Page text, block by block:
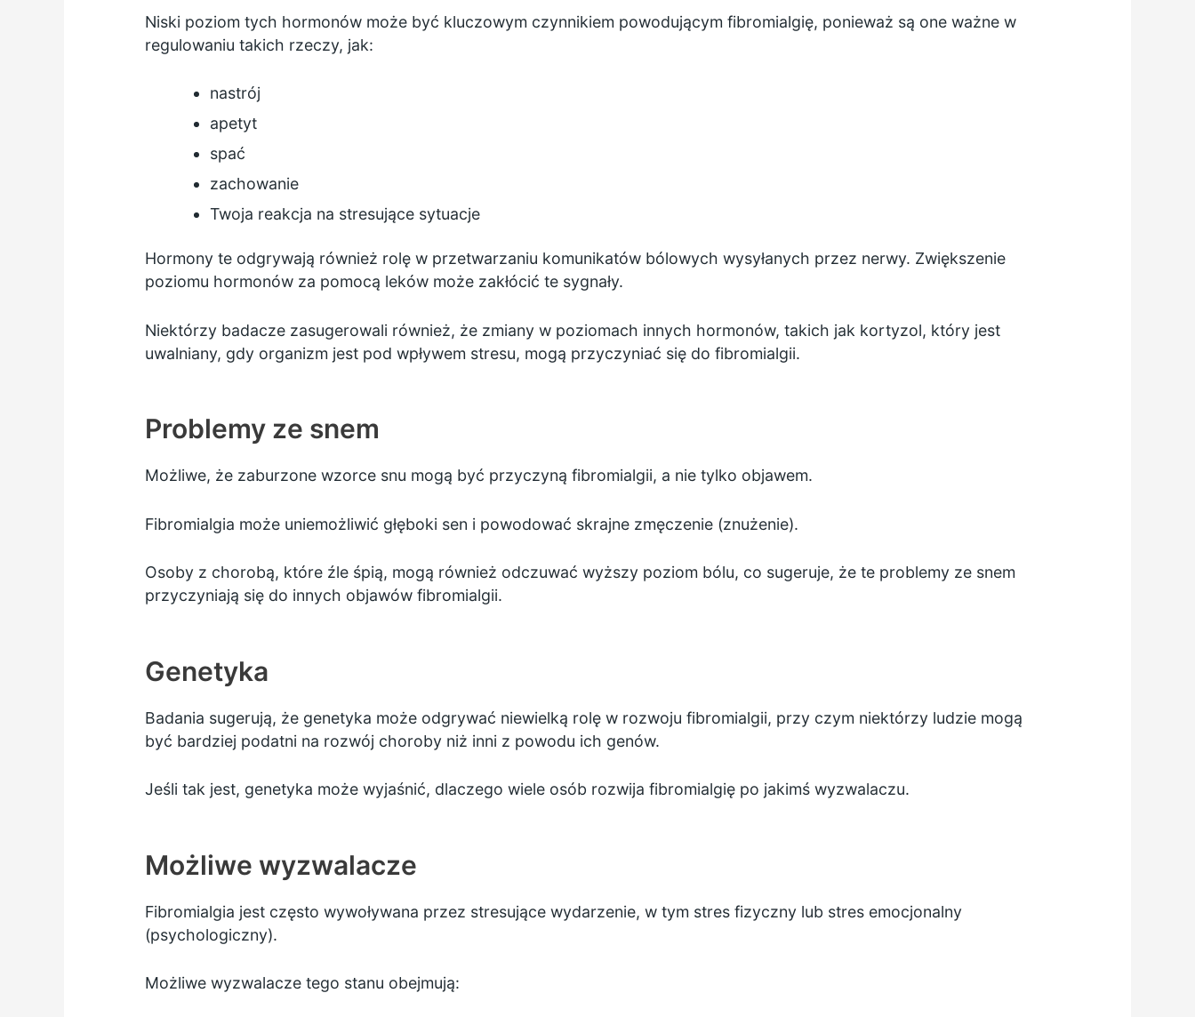
Niski poziom tych hormonów może być kluczowym czynnikiem powodującym fibromialgię, ponieważ są one ważne w
regulowaniu takich rzeczy, jak:
nastrój
apetyt
spać
zachowanie
Twoja reakcja na stresujące sytuacje
Hormony te odgrywają również rolę w przetwarzaniu komunikatów bólowych wysyłanych przez nerwy. Zwiększenie
poziomu hormonów za pomocą leków może zakłócić te sygnały.
Niektórzy badacze zasugerowali również, że zmiany w poziomach innych hormonów, takich jak kortyzol, który jest
uwalniany, gdy organizm jest pod wpływem stresu, mogą przyczyniać się do fibromialgii.
Problemy ze snem
Możliwe, że zaburzone wzorce snu mogą być przyczyną fibromialgii, a nie tylko objawem.
Fibromialgia może uniemożliwić głęboki sen i powodować skrajne zmęczenie (znużenie).
Osoby z chorobą, które źle śpią, mogą również odczuwać wyższy poziom bólu, co sugeruje, że te problemy ze snem
przyczyniają się do innych objawów fibromialgii.
Genetyka
Badania sugerują, że genetyka może odgrywać niewielką rolę w rozwoju fibromialgii, przy czym niektórzy ludzie mogą
być bardziej podatni na rozwój choroby niż inni z powodu ich genów.
Jeśli tak jest, genetyka może wyjaśnić, dlaczego wiele osób rozwija fibromialgię po jakimś wyzwalaczu.
Możliwe wyzwalacze
Fibromialgia jest często wywoływana przez stresujące wydarzenie, w tym stres fizyczny lub stres emocjonalny
(psychologiczny).
Możliwe wyzwalacze tego stanu obejmują: